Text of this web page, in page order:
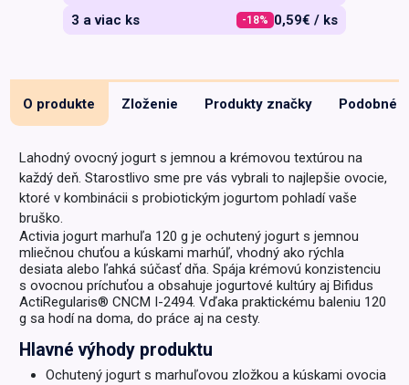
3 a viac ks
-18% 0,59€ / ks
O produkte Zloženie Produkty značky Podobné
Lahodný ovocný jogurt s jemnou a krémovou textúrou na
každý deň. Starostlivo sme pre vás vybrali to najlepšie ovocie,
ktoré v kombinácii s probiotickým jogurtom pohladí vaše
bruško.
Activia jogurt marhuľa 120 g je ochutený jogurt s jemnou
mliečnou chuťou a kúskami marhúľ, vhodný ako rýchla
desiata alebo ľahká súčasť dňa. Spája krémovú konzistenciu
s ovocnou príchuťou a obsahuje jogurtové kultúry aj Bifidus
ActiRegularis® CNCM I-2494. Vďaka praktickému baleniu 120
g sa hodí na doma, do práce aj na cesty.
Hlavné výhody produktu
Ochutený jogurt s marhuľovou zložkou a kúskami ovocia